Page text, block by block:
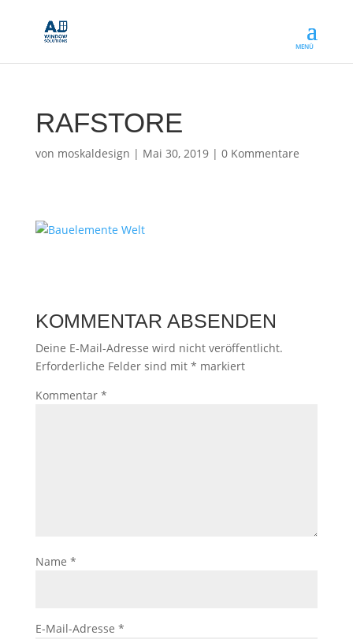
RAFSTORE
von moskaldesign | Mai 30, 2019| 0 Kommentare
KOMMENTAR ABSENDEN
Deine E-Mail-Adresse wird nicht veröffentlicht.
Erforderliche Felder sind mit * markiert
Kommentar *
Name *
E-Mail-Adresse *